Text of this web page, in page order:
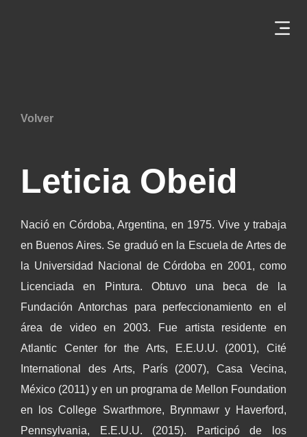
Volver
Leticia Obeid
Nació en Córdoba, Argentina, en 1975. Vive y trabaja
en Buenos Aires. Se graduó en la Escuela de Artes de
la Universidad Nacional de Córdoba en 2001, como
Licenciada en Pintura. Obtuvo una beca de la
Fundación Antorchas para perfeccionamiento en el
área de video en 2003. Fue artista residente en
Atlantic Center for the Arts, E.E.U.U. (2001), Cité
International des Arts, París (2007), Casa Vecina,
México (2011) y en un programa de Mellon Foundation
en los College Swarthmore, Brynmawr y Haverford,
Pennsylvania, E.E.U.U. (2015). Participó de los